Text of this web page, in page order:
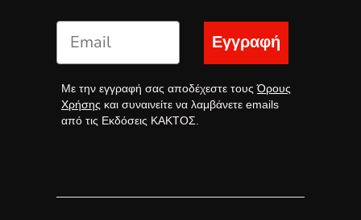
Εγγραφή
Με την εγγραφή σας αποδέχεστε τουςΌρους
Χρήσης και συναινείτε να λαμβάνετε emails
από τις Εκδόσεις ΚΑΚΤΟΣ.